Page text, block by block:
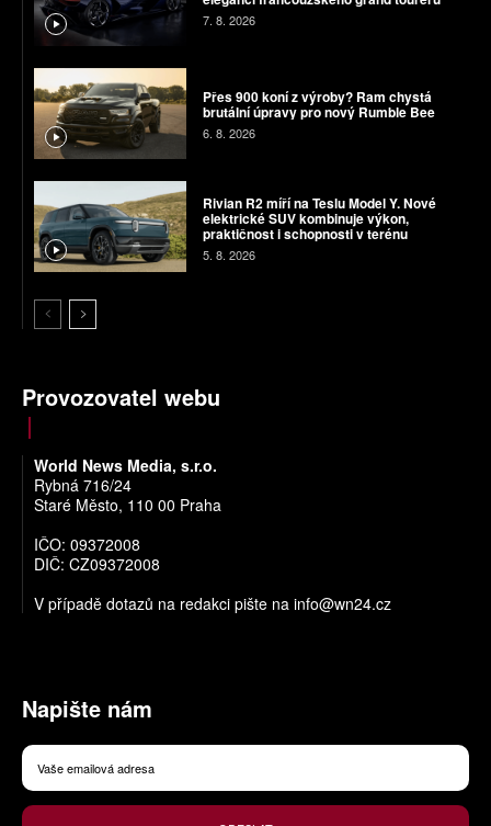
7. 8. 2026
Přes 900 koní z výroby? Ram chystá
brutální úpravy pro nový Rumble Bee
6. 8. 2026
Rivian R2 míří na Teslu Model Y. Nové
elektrické SUV kombinuje výkon,
praktičnost i schopnosti v terénu
5. 8. 2026
Provozovatel webu
World News Media, s.r.o.
Rybná 716/24
Staré Město, 110 00 Praha
IČO: 09372008
DIČ: CZ09372008
V případě dotazů na redakci pište na info@wn24.cz
Napište nám